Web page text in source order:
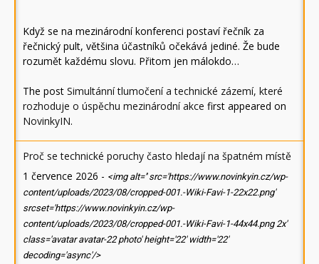
Když se na mezinárodní konferenci postaví řečník za
řečnický pult, většina účastníků očekává jediné. Že bude
rozumět každému slovu. Přitom jen málokdo…
The post Simultánní tlumočení a technické zázemí, které
rozhoduje o úspěchu mezinárodní akce first appeared on
NovinkyIN.
Proč se technické poruchy často hledají na špatném místě
1 července 2026 - <img alt='' src='https://www.novinkyin.cz/wp-
content/uploads/2023/08/cropped-001.-Wiki-Favi-1-22x22.png'
srcset='https://www.novinkyin.cz/wp-
content/uploads/2023/08/cropped-001.-Wiki-Favi-1-44x44.png 2x'
class='avatar avatar-22 photo' height='22' width='22'
decoding='async'/>